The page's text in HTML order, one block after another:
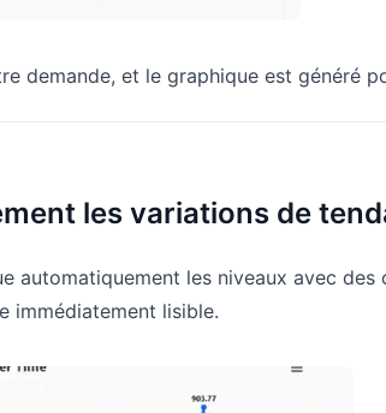
demande, et le graphique est généré
les variations de
automatiquement les niveaux avec
immédiatement lisible.